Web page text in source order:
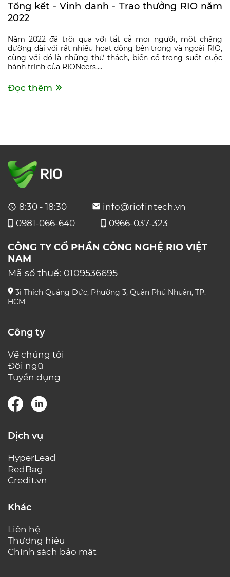
Tổng kết - Vinh danh - Trao thưởng RIO năm
2022
Năm 2022 đã trôi qua với tất cả mọi người, một chặng
đường dài với rất nhiều hoạt động bên trong và ngoài RIO,
cùng với đó là những thử thách, biến cố trong suốt cuộc
hành trình của RIONeers....
Đọc thêm
8:30 - 18:30
info@riofintech.vn
0981-066-640
0966-037-323
CÔNG TY CỔ PHẦN CÔNG NGHỆ RIO VIỆT
NAM
Mã số thuế: 0109536695
3i Thích Quảng Đức, Phường 3, Quận Phú Nhuận, TP.
HCM
Công ty
Về chúng tôi
Đội ngũ
Tuyển dụng
Dịch vụ
HyperLead
RedBag
Credit.vn
Khác
Liên hệ
Thương hiệu
Chính sách bảo mật